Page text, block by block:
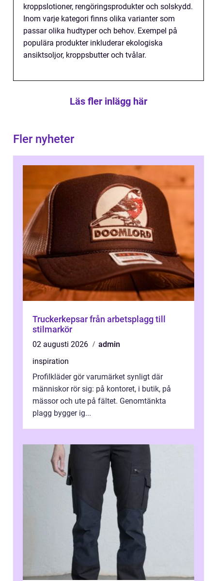
kroppslotioner, rengöringsprodukter och solskydd.
Inom varje kategori finns olika varianter som
passar olika hudtyper och behov. Exempel på
populära produkter inkluderar ekologiska
ansiktsoljor, kroppsbutter och tvålar.
Läs fler inlägg här
Fler nyheter
Truckerkepsar från arbetsplagg till
stilmarkör
02 augusti 2026
admin
inspiration
Profilkläder gör varumärket synligt där
människor rör sig: på kontoret, i butik, på
mässor och ute på fältet. Genomtänkta
plagg bygger ig...